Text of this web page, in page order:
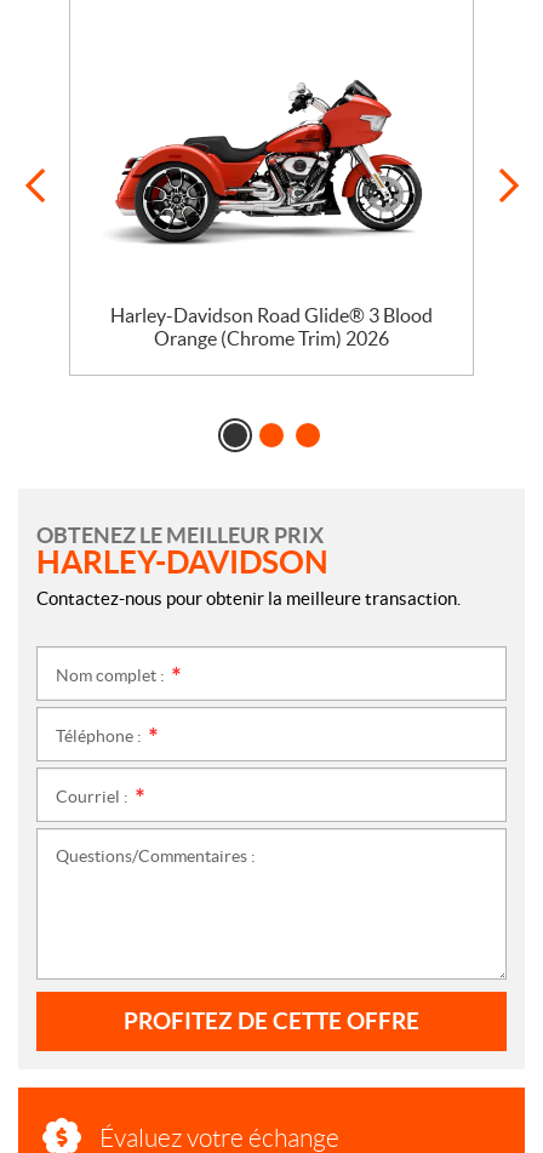
Harley-Davidson Road Glide® 3 Blood
Orange (Chrome Trim) 2026
OBTENEZ LE MEILLEUR PRIX
HARLEY-DAVIDSON
Contactez-nous pour obtenir la meilleure transaction.
Nom complet :
Téléphone :
Courriel :
Questions/Commentaires :
PROFITEZ DE CETTE OFFRE
Évaluez votre échange